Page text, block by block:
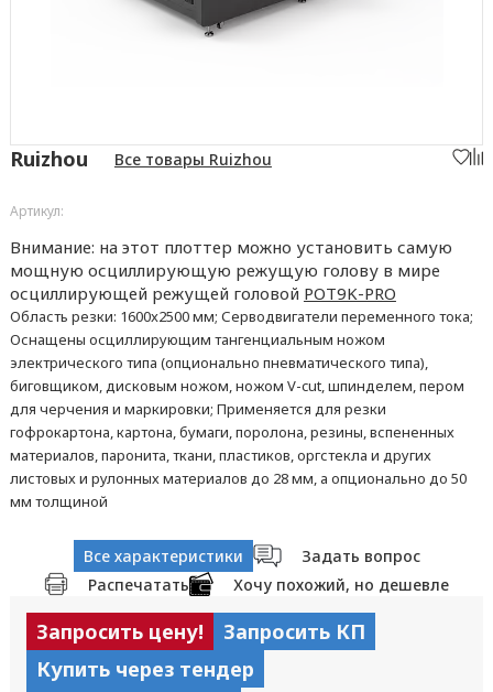
Ruizhou Все товары Ruizhou
Артикул:
Внимание: на этот плоттер можно установить самую
мощную осциллирующую режущую голову в мире
осциллирующей режущей головой POT9K-PRO
Область резки: 1600x2500 мм; Серводвигатели переменного тока;
Оснащены осциллирующим тангенциальным ножом
электрического типа (опционально пневматического типа),
биговщиком, дисковым ножом, ножом V-cut, шпинделем, пером
для черчения и маркировки; Применяется для резки
гофрокартона, картона, бумаги, поролона, резины, вспененных
материалов, паронита, ткани, пластиков, оргстекла и других
листовых и рулонных материалов до 28 мм, а опционально до 50
мм толщиной
Все характеристики
Задать вопрос
Распечатать
Хочу похожий, но дешевле
Запросить цену!
Запросить КП
Купить через тендер